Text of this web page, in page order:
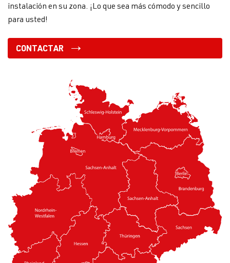
instalación en su zona. ¡Lo que sea más cómodo y sencillo
para usted!
CONTACTAR